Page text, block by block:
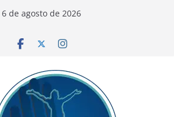
6 de agosto de 2026